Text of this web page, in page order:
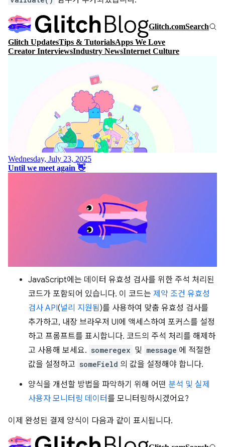
JavaScript에는 데이터 유효성 검사를 위한 주석 처리된
코드가 포함되어 있습니다. 이 코드는 제약 조건 유효성
검사 API(널리 지원됨 )를 사용하여 맞춤 유효성 검사를
추가하고, 내장 브라우저 UI에 액세스하여 포커스를 설정
하고 프롬프트를 표시합니다. 코드의 주석 처리를 해제하
고 사용해 보세요. someregex 및 message 에 적절한
값을 설정하고 someField 의 값을 설정해야 합니다.
양식을 개선할 방법을 파악하기 위해 어떤 분석 및 실제
사용자 모니터링 데이터를 모니터링하시겠어요?
이제 완성된 결제 양식이 다음과 같이 표시됩니다.